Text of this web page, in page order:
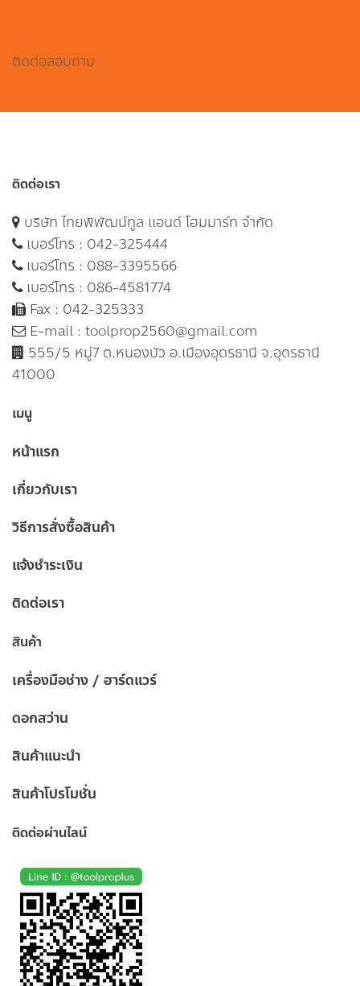
ติดต่อสอบถาม
ติดต่อเรา
บริษัท ไทยพิพัฒน์ทูล แอนด์ โฮมมาร์ท จำกัด
เบอร์โทร : 042-325444
เบอร์โทร : 088-3395566
เบอร์โทร : 086-4581774
Fax : 042-325333
E-mail : toolprop2560@gmail.com
555/5 หมู่7 ต.หนองบัว อ.เมืองอุดรธานี จ.อุดรธานี
41000
เมนู
หน้าแรก
เกี่ยวกับเรา
วิธีการสั่งซื้อสินค้า
แจ้งชำระเงิน
ติดต่อเรา
สินค้า
เครื่องมือช่าง / ฮาร์ดแวร์
ดอกสว่าน
สินค้าแนะนำ
สินค้าโปรโมชั่น
ติดต่อผ่านไลน์